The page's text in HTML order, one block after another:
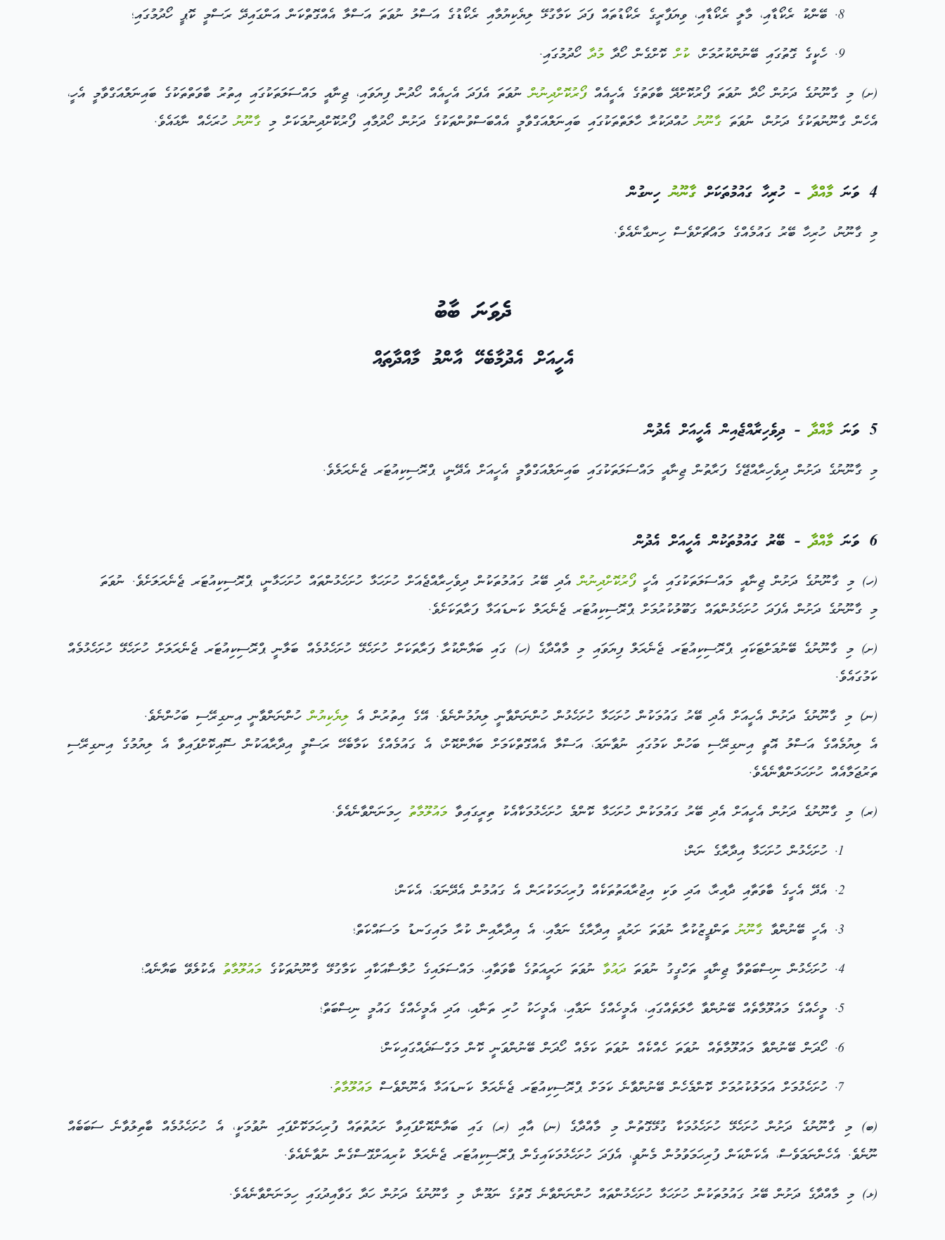
ބޭންކު ރެކޯޑާއި، މާލީ ރެކޯޑާއި، ވިޔަފާރީގެ ރެކޯޑުތައް ފަދަ ކަމާގުޅޭ ލިޔެކިޔުމާއި ރެކޯޑުގެ އަސްލު ނުވަތަ އަސްލާ އެއްގޮތްކަން އަންގައިދޭ ރަސްމީ ކޮޕީ ހޯދުމުގައި؛
ހެކީގެ ގޮތުގައި ބޭނުންކުރުމަށް، ކުށްކޮށްގެން ހޯދާ މުދާހޯދުމުގައި.
(ށ) މި ގާނޫނުގެ ދަށުން ހޯދާ ނުވަތަ ފޯރުކޮށްދޭ ބާވަތުގެ އެހީއެއްފޯރުކޮށްދިނުންނުވަތަ އެފަދަ އެހީއެއް ހޯދުން ފިޔަވައި، ޖިނާއީ މައްސަލަތަކުގައި އިތުރު ބާވަތްތަކުގެ ބައިނަލްއަގްވާމީ އެހީ،
އެހެން ގާނޫނުތަކުގެ ދަށުން، ނުވަތަ ގާނޫނުހުއްދަކުރާ ހާލަތްތަކުގައި ބައިނަލްއަގްވާމީ އެއްބަސްވުންތަކުގެ ދަށުން ހޯދުމާއި ފޯރުކޮށްދިނުމަކަށް މި ގާނޫނުހުރަހެއް ނާޅައެވެ.
4 ވަނަ މާއްދާ- ހުރިހާ ގައުމުތަކަށްގާނޫނުހިނގުން
މި ގާނޫނު، ހުރިހާ ބޭރު ގައުމެއްގެ މައްޗަށްވެސް ހިނގާނެއެވެ.
ދެވަނަ ބާބު
އެހީއަށް އެދުމާބެހޭ އާންމު މާއްދާތައް
5 ވަނަ މާއްދާ- ދިވެހިރާއްޖެއިން އެހީއަށް އެދުން
މި ގާނޫނުގެ ދަށުން ދިވެހިރާއްޖޭގެ ފަރާތުން ޖިނާއީ މައްސަލަތަކުގައި ބައިނަލްއަގްވާމީ އެހީއަށް އެދޭނީ، ޕްރޮސިކިއުޓަރ ޖެނެރަލެވެ.
6 ވަނަ މާއްދާ- ބޭރު ގައުމުތަކުން އެހީއަށް އެދުން
(ހ) މި ގާނޫނުގެ ދަށުން ޖިނާއީ މައްސަލަތަކުގައި އެހީފޯރުކޮށްދިނުންއެދި ބޭރު ގައުމުތަކުން ދިވެހިރާއްޖެއަށް ހުށަހަޅާ ހުށަހެޅުންތައް ހުށަހަޅާނީ، ޕްރޮސިކިއުޓަރ ޖެނެރަލަށެވެ. ނުވަތަ
މި ގާނޫނުގެ ދަށުން އެފަދަ ހުށަހެޅުންތައް ގަބޫލުކުރުމަށް ޕްރޮސިކިއުޓަރ ޖެނެރަލް ކަނޑައަޅާ ފަރާތަކަށެވެ.
(ށ) މި ގާނޫނުގެ ބޭނުމަށްޓަކައި ޕްރޮސިކިއުޓަރ ޖެނެރަލް ފިޔަވައި މި މާއްދާގެ (ހ) ގައި ބަޔާންކުރާ ފަރާތަކަށް ހުށަހެޅޭ ހުށަހެޅުމެއް ބަލާނީ ޕްރޮސިކިއުޓަރ ޖެނެރަލަށް ހުށަހެޅޭ ހުށަހެޅުމެއް
ކަމުގައެވެ.
(ނ) މި ގާނޫނުގެ ދަށުން އެހީއަށް އެދި ބޭރު ގައުމަކުން ހުށަހަޅާ ހުށަހެޅުން ހުންނަންވާނީ ލިޔުމުންނެވެ. އޭގެ އިތުރުން އެ ލިޔެކިޔުންހުންނަންވާނީ އިނގިރޭސި ބަހުންނެވެ.
އެ ލިޔުމެއްގެ އަސްލު އޮތީ އިނގިރޭސި ބަހުން ކަމުގައި ނުވާނަމަ، އަސްލާ އެއްގޮތްކަމަށް ބަޔާންކޮށް، އެ ގައުމެއްގެ ކަމާބެހޭ ރަސްމީ އިދާރާއަކުން ސޮއިކޮށްފައިވާ އެ ލިޔުމުގެ އިނގިރޭސި
ތަރުޖަމާއެއް ހުށަހަޅަންވާނެއެވެ.
(ރ) މި ގާނޫނުގެ ދަށުން އެހީއަށް އެދި ބޭރު ގައުމަކުން ހުށަހަޅާ ކޮންމެ ހުށަހެޅުމަކާއެކު ތިރީގައިވާ މައުލޫމާތު ހިމަނަންވާނެއެވެ.
ހުށަހެޅުން ހުށަހަޅާ އިދާރާގެ ނަން؛
އެދޭ އެހީގެ ބާވަތާއި ދާއިރާ، އަދި ވަކި އިޖުރާއަތުތަކެއް ފުރިހަމަކުރަން އެ ގައުމުން އެދޭނަމަ، އެކަން؛
އެހީ ބޭނުންވާ ގާނޫނުތަންފީޒުކުރާ ނުވަތަ ށަރުއީ އިދާރާގެ ނަމާއި، އެ އިދާރާއިން ކުރާ މައިގަނޑު މަސައްކަތް؛
ހުށަހެޅުން ނިސްބަތްވާ ޖިނާއީ ތަހްގީގު ނުވަތަދައުވާ ނުވަތަ ށަރީއަތުގެ ބާވަތާއި، މައްސަލައިގެ ހުލާސާއަކާއި ކަމާގުޅޭ ގާނޫނުތަކުގެ މައުލޫމާތު އެކުލެވޭ ބަޔާނެއް؛
މީހެއްގެ މައުލޫމާތެއް ބޭނުންވާ ހާލަތެއްގައި، އެމީހެއްގެ ނަމާއި، އެމީހަކު ހުރި ތަނާއި، އަދި އެމީހެއްގެ ގައުމީ ނިސްބަތް؛
ހޯދަން ބޭނުންވާ މައުލޫމާތެއް ނުވަތަ ހެއްކެއް ނުވަތަ ކަމެއް ހޯދަން ބޭނުންވަނީ ކޮން މަގްސަދެއްގައިކަން؛
ހުށަހެޅުމަށް އަމަލުކުރުމަށް ކޮންމެހެން ބޭނުންވާނެ ކަމަށް ޕްރޮސިކިއުޓަރ ޖެނެރަލް ކަނޑައަޅާ އެނޫންވެސް މައުލޫމާތު.
(ބ) މި ގާނޫނުގެ ދަށުން ހުށަހެޅޭ ހުށަހެޅުމަކާ ގުޅޭގޮތުން މި މާއްދާގެ (ނ) އާއި (ރ) ގައި ބަޔާންކޮށްފައިވާ ށަރުތުތައް ފުރިހަމަކޮށްފައި ނުވުމަކީ، އެ ހުށަހެޅުމެއް ބާތިލުވާނެ ސަބަބެއް
ނޫނެވެ. އެހެންނަމަވެސް، އެކަންކަން ފުރިހަމަވުމުން މެނުވީ، އެފަދަ ހުށަހެޅުމަކައިގެން ޕްރޮސިކިއުޓަރ ޖެނެރަލް ކުރިއަށްގޮސްގެން ނުވާނެއެވެ.
(ޅ) މި މާއްދާގެ ދަށުން ބޭރު ގައުމުތަކުން ހުށަހަޅާ ހުށަހެޅުންތައް ހުންނަންވާނެ ގޮތުގެ ނަމޫނާ، މި ގާނޫނުގެ ދަށުން ހަދާ ގަވާއިދުގައި ހިމަނަންވާނެއެވެ.